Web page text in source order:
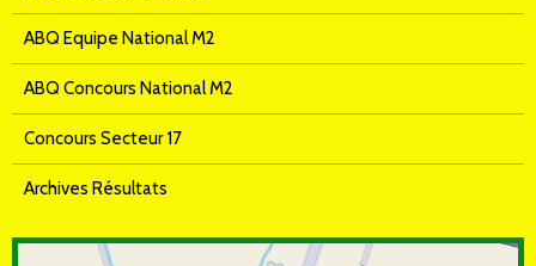
ABQ Equipe National M2
ABQ Concours National M2
Concours Secteur 17
Archives Résultats